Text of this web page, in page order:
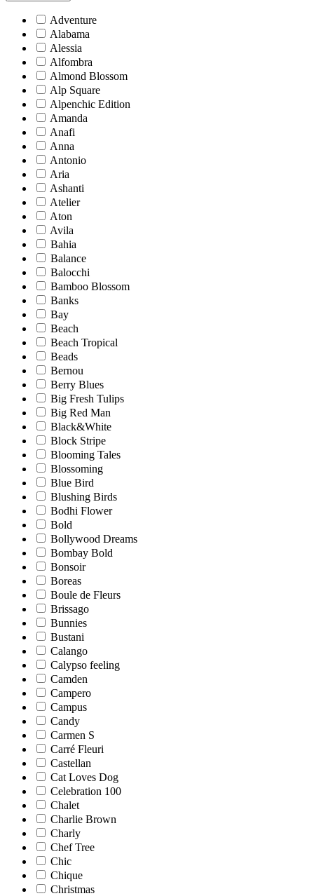
Adventure
Alabama
Alessia
Alfombra
Almond Blossom
Alp Square
Alpenchic Edition
Amanda
Anafi
Anna
Antonio
Aria
Ashanti
Atelier
Aton
Avila
Bahia
Balance
Balocchi
Bamboo Blossom
Banks
Bay
Beach
Beach Tropical
Beads
Bernou
Berry Blues
Big Fresh Tulips
Big Red Man
Black&White
Block Stripe
Blooming Tales
Blossoming
Blue Bird
Blushing Birds
Bodhi Flower
Bold
Bollywood Dreams
Bombay Bold
Bonsoir
Boreas
Boule de Fleurs
Brissago
Bunnies
Bustani
Calango
Calypso feeling
Camden
Campero
Campus
Candy
Carmen S
Carré Fleuri
Castellan
Cat Loves Dog
Celebration 100
Chalet
Charlie Brown
Charly
Chef Tree
Chic
Chique
Christmas